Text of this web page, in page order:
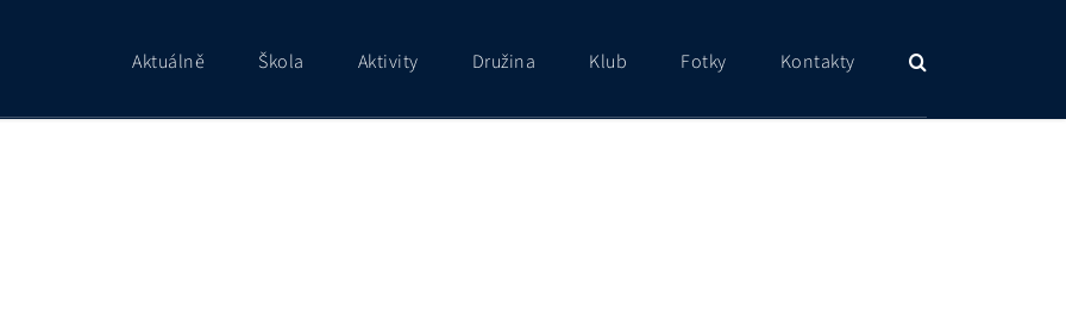
Aktuálně Škola Aktivity Družina Klub Fotky Kontakty